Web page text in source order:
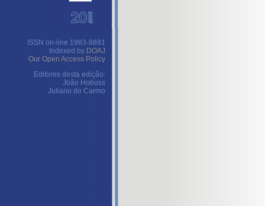
ISSN on-line 1983-8891
Indexed by DOAJ
Our Open Access Policy
Editores desta edição:
João Hobuss
Juliano do Carmo